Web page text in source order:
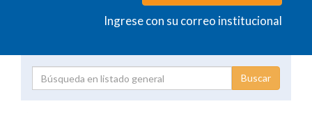
Ingrese con su correo institucional